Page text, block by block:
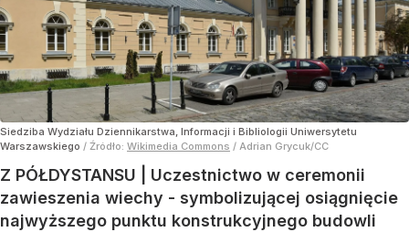
Siedziba Wydziału Dziennikarstwa, Informacji i Bibliologii Uniwersytetu
Warszawskiego / Źródło: Wikimedia Commons / Adrian Grycuk/CC
Z PÓŁDYSTANSU | Uczestnictwo w ceremonii
zawieszenia wiechy - symbolizującej osiągnięcie
najwyższego punktu konstrukcyjnego budowli